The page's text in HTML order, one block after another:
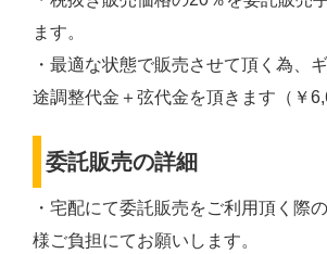
ます。
・最適な状態で販売させて頂く為、
途調整代金＋弦代金を頂きます（￥
委託販売の詳細
・宅配にて委託販売をご利用頂く際
様ご負担にてお願いします。